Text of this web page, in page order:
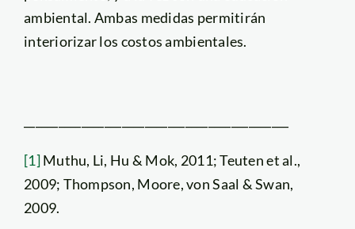
ambiental. Ambas medidas permitirán
interiorizar los costos ambientales.
[1]Muthu, Li, Hu & Mok, 2011; Teuten et al.,
2009; Thompson, Moore, von Saal & Swan,
2009.